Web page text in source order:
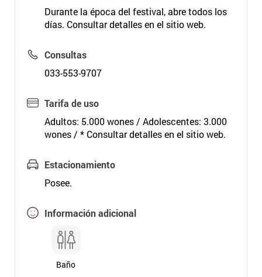
Durante la época del festival, abre todos los
días. Consultar detalles en el sitio web.
Consultas
033-553-9707
Tarifa de uso
Adultos: 5.000 wones / Adolescentes: 3.000
wones / * Consultar detalles en el sitio web.
Estacionamiento
Posee.
Información adicional
Baño